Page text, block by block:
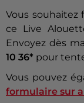
Vous souhaitez
ce Live
Envoyez dès
10 36* pour
Vous pouvez
formulaire sur